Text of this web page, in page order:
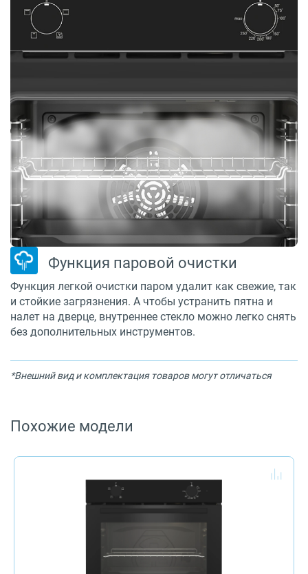
Функция паровой очистки
Функция легкой очистки паром удалит как свежие, так
и стойкие загрязнения. А чтобы устранить пятна и
налет на дверце, внутреннее стекло можно легко снять
без дополнительных инструментов.
*Внешний вид и комплектация товаров могут отличаться
Похожие модели